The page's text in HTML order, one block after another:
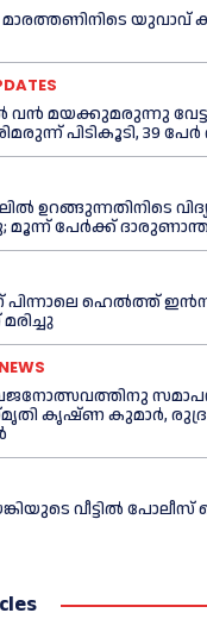
മാരത്തണിനിടെ
മയക്കുമരുന്നു വേട്ട;
പിടികൂടി, 39 പേർ
ഉറങ്ങുന്നതിനിടെ
മൂന്ന് പേര്‍ക്ക്
പിന്നാലെ ഹെൽത്ത്
കൃഷ്ണ കുമാര്‍, രുദ്ര
വീട്ടില്‍ പോലീസ്